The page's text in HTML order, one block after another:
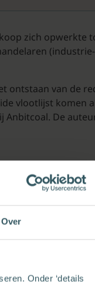
Over
Onder ‘details
zich opwerkte
ontstaan van de
vlootlijst komen
Anbitcoal. De